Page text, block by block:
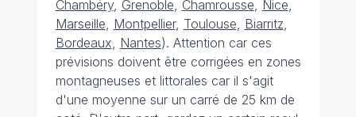
Chambéry, Grenoble, Chamrousse, Nice,
Marseille, Montpellier, Toulouse, Biarritz,
Bordeaux, Nantes). Attention car ces
prévisions doivent être corrigées en zones
montagneuses et littorales car il s'agit
d'une moyenne sur un carré de 25 km de